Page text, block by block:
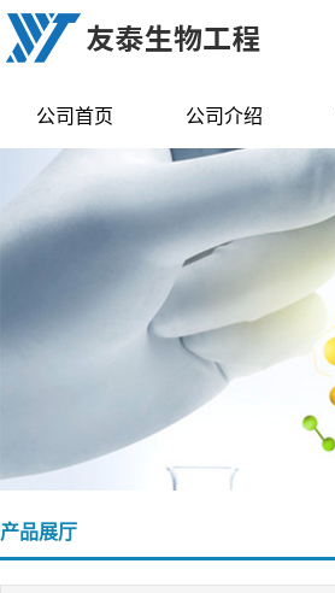
公司首页 公司介绍
产品展厅